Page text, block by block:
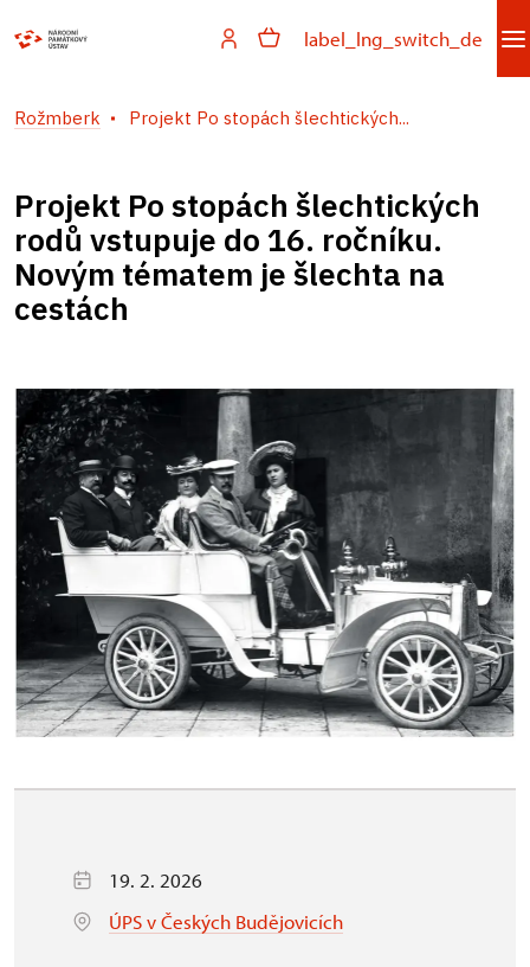
label_lng_switch_de
Rožmberk Projekt Po stopách šlechtických...
Projekt Po stopách šlechtických
rodů vstupuje do 16. ročníku.
Novým tématem je šlechta na
cestách
19. 2. 2026
ÚPS v Českých Budějovicích